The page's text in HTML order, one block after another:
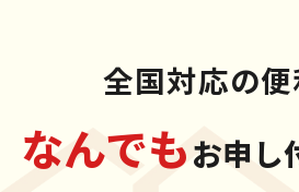
全国対応の
なんでもお申し